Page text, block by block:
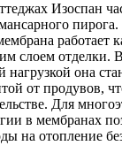
Изоспан
работает
слоем отделки.
она
от продувов,
Для
в мембранах
на отопление